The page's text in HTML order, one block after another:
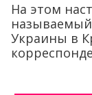
На этом
называемый
Украины в